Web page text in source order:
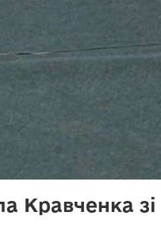
Кравченка